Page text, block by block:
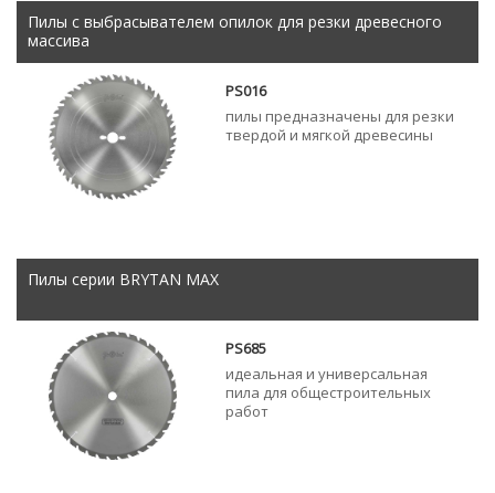
Пилы с выбрасывателем опилок для резки древесного
массива
PS016
пилы предназначены для резки
твердой и мягкой древесины
Пилы серии BRYTAN MAX
PS685
идеальная и универсальная
пила для общестроительных
работ